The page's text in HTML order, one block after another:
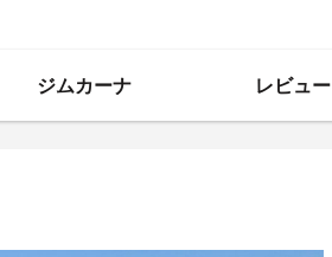
ジムカーナ レビュー